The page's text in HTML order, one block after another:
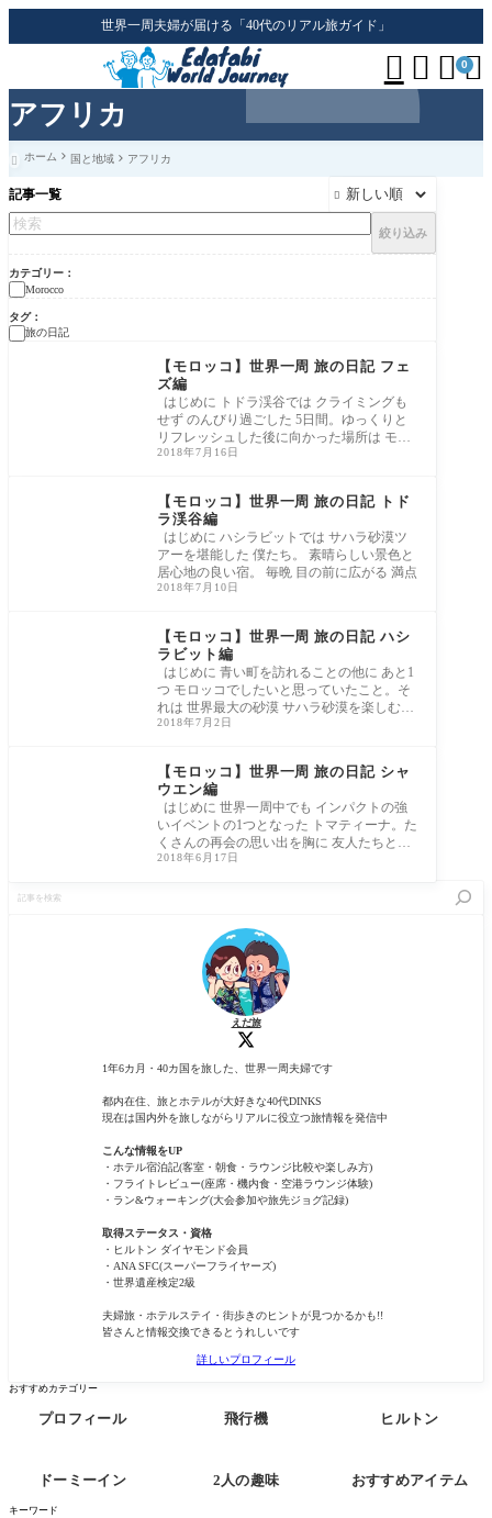
アフリカ
世界一周夫婦が届ける「40代のリアル旅ガイド」
   0
 ホーム 国と地域 アフリカ
記事一覧 
絞り込み
カテゴリー
Morocco
タグ
旅の日記
【モロッコ】世界一周 旅の日記 フェ
ズ編
はじめに トドラ渓谷では クライミングも
せず のんびり過ごした 5日間。ゆっくりと
リフレッシュした後に向かった場所は モロ
ッコ
2018年7月16日
【モロッコ】世界一周 旅の日記 トド
ラ渓谷編
はじめに ハシラビットでは サハラ砂漠ツ
アーを堪能した 僕たち。 素晴らしい景色と
居心地の良い宿。 毎晩 目の前に広がる 満点
2018年7月10日
【モロッコ】世界一周 旅の日記 ハシ
ラビット編
はじめに 青い町を訪れることの他に あと1
つ モロッコでしたいと思っていたこと。そ
れは 世界最大の砂漠 サハラ砂漠を楽しむこ
と
2018年7月2日
【モロッコ】世界一周 旅の日記 シャ
ウエン編
はじめに 世界一周中でも インパクトの強
いイベントの1つとなった トマティーナ。た
くさんの再会の思い出を胸に 友人たちと別
れ
2018年6月17日
えだ旅
1年6カ月・40カ国を旅した、世界一周夫婦です
都内在住、旅とホテルが大好きな40代DINKS
現在は国内外を旅しながらリアルに役立つ旅情報を発信中
こんな情報をUP
・ホテル宿泊記(客室・朝食・ラウンジ比較や楽しみ方)
・フライトレビュー(座席・機内食・空港ラウンジ体験)
・ラン&ウォーキング(大会参加や旅先ジョグ記録)
取得ステータス・資格
・ヒルトン ダイヤモンド会員
・ANA SFC(スーパーフライヤーズ)
・世界遺産検定2級
夫婦旅・ホテルステイ・街歩きのヒントが見つかるかも!!
皆さんと情報交換できるとうれしいです
詳しいプロフィール
おすすめカテゴリー
プロフィール 飛行機 ヒルトン
ドーミーイン 2人の趣味 おすすめアイテム
キーワード